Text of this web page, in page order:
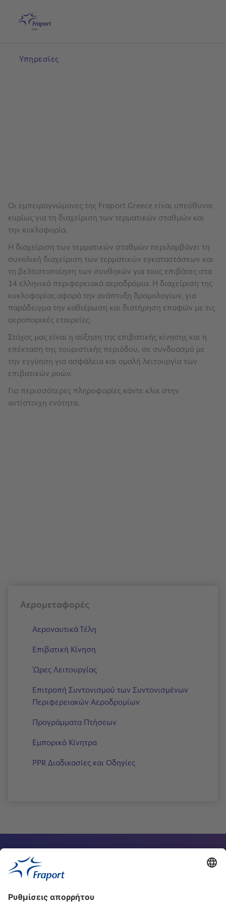
Αρχική
Υπηρεσίες
Οι εμπειρογνώμονες της Fraport Greece είναι υπεύθυνοι
κυρίως για τη διαχείριση των τερματικών σταθμών και
την κυκλοφορία.
Η διαχείριση των τερματικών σταθμών περιλαμβάνει τη
συνολική διαχείριση των τερματικών εγκαταστάσεων και
τη βελτιστοποίηση των συνθηκών για τους επιβάτες στα
14 ελληνικά περιφερειακά αεροδρόμια. Η διαχείριση της
κυκλοφορίας αφορά την ανάπτυξη δρομολογίων, για
παράδειγμα την καθιέρωση και διατήρηση επαφών με τις
αεροπορικές εταιρείες.
Στόχος μας είναι η αύξηση της επιβατικής κίνησης και η
επέκταση της τουριστικής περιόδου, σε συνδυασμό με
την εγγύηση για ασφάλεια και ομαλή λειτουργία των
επιβατικών ροών.
Για περισσότερες πληροφορίες κάντε κλικ στην
αντίστοιχη ενότητα.
Αερομεταφορές
Αεροναυτικά Τέλη
Επιβατική Κίνηση
Ώρες Λειτουργίας
Επιτροπή Συντονισμού των Συντονισμένων
Περιφερειακών Αεροδρομίων
Προγράμματα Πτήσεων
Εμπορικά Κίνητρα
PPR Διαδικασίες και Οδηγίες
Υπεύθυνος επικοινωνίας